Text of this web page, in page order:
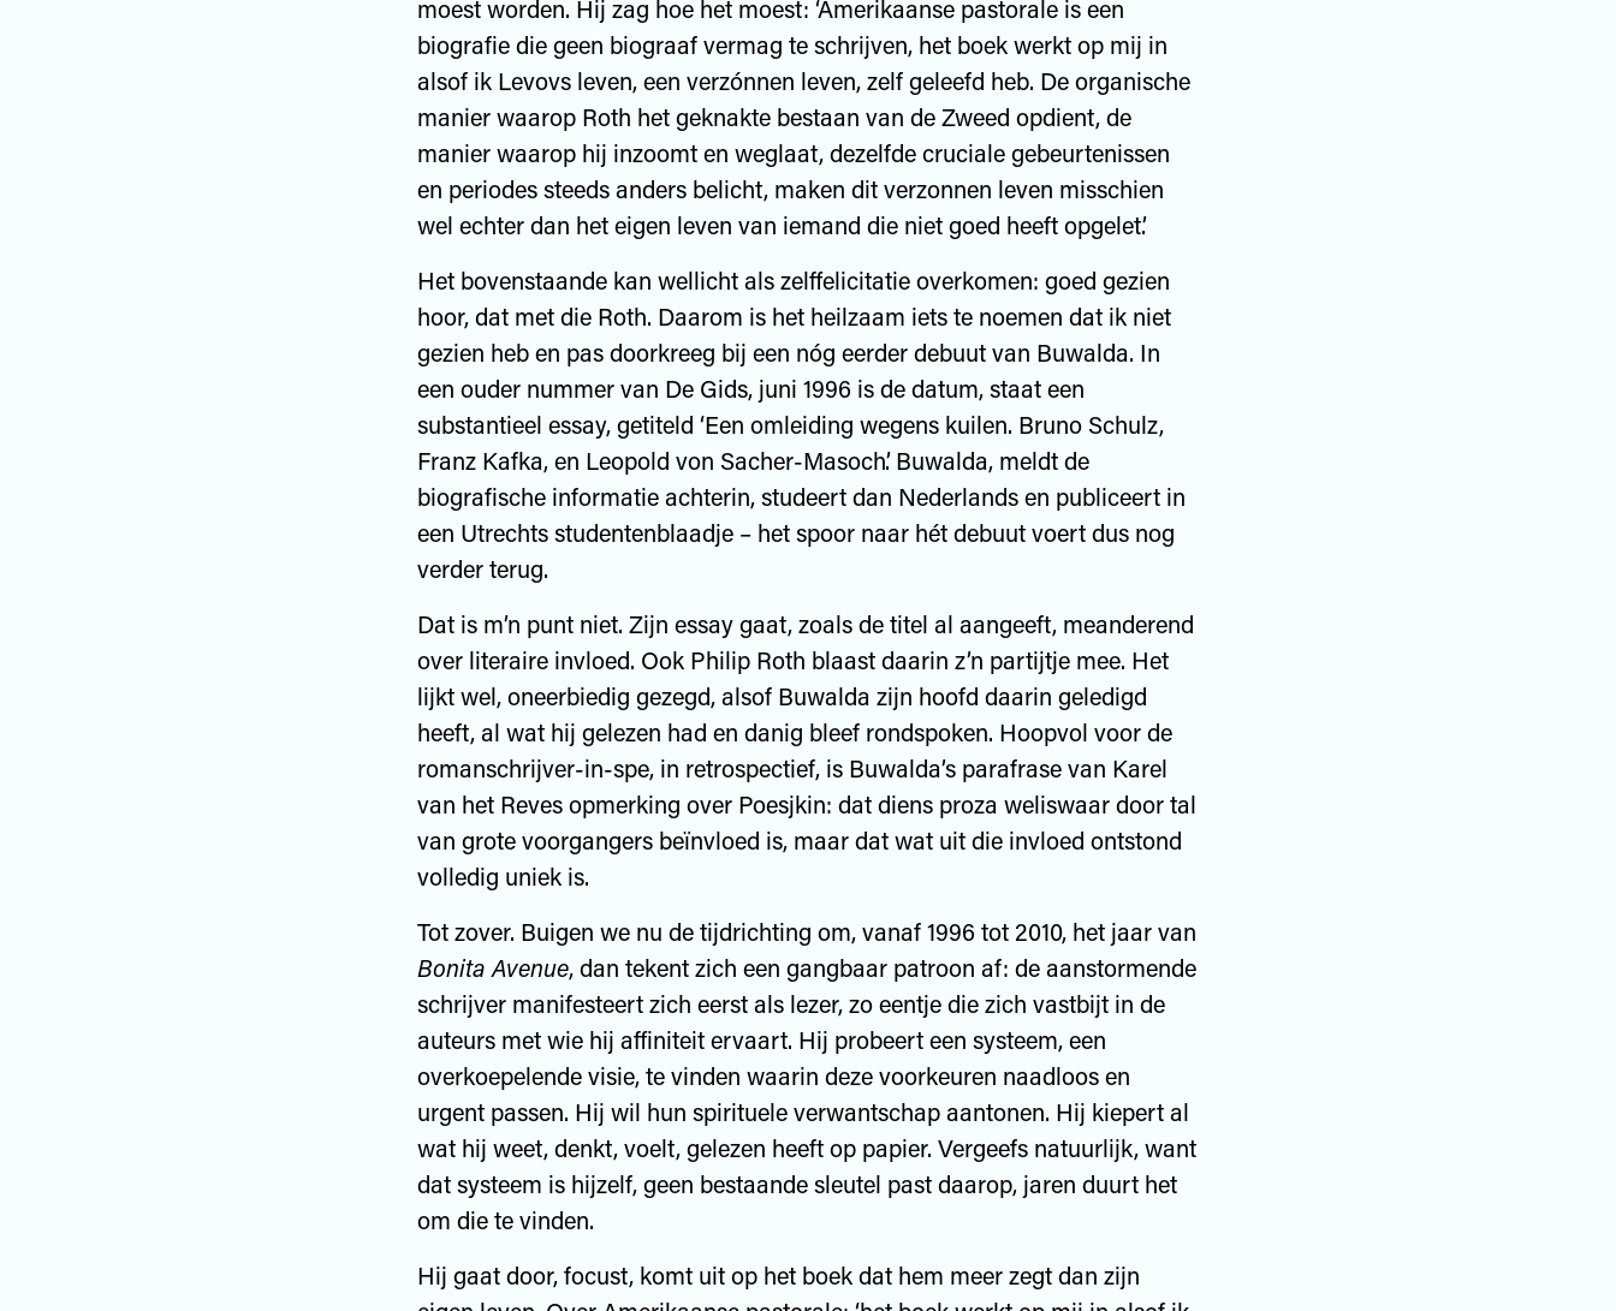
moest worden. Hij zag hoe het moest: ‘Amerikaanse pastorale is een
biografie die geen biograaf vermag te schrijven, het boek werkt op mij in
alsof ik Levovs leven, een verzónnen leven, zelf geleefd heb. De organische
manier waarop Roth het geknakte bestaan van de Zweed opdient, de
manier waarop hij inzoomt en weglaat, dezelfde cruciale gebeurtenissen
en periodes steeds anders belicht, maken dit verzonnen leven misschien
wel echter dan het eigen leven van iemand die niet goed heeft opgelet.’
Het bovenstaande kan wellicht als zelffelicitatie overkomen: goed gezien
hoor, dat met die Roth. Daarom is het heilzaam iets te noemen dat ik niet
gezien heb en pas doorkreeg bij een nóg eerder debuut van Buwalda. In
een ouder nummer van De Gids, juni 1996 is de datum, staat een
substantieel essay, getiteld ‘Een omleiding wegens kuilen. Bruno Schulz,
Franz Kafka, en Leopold von Sacher-Masoch’. Buwalda, meldt de
biografische informatie achterin, studeert dan Nederlands en publiceert in
een Utrechts studentenblaadje – het spoor naar hét debuut voert dus nog
verder terug.
Dat is m’n punt niet. Zijn essay gaat, zoals de titel al aangeeft, meanderend
over literaire invloed. Ook Philip Roth blaast daarin z’n partijtje mee. Het
lijkt wel, oneerbiedig gezegd, alsof Buwalda zijn hoofd daarin geledigd
heeft, al wat hij gelezen had en danig bleef rondspoken. Hoopvol voor de
romanschrijver-in-spe, in retrospectief, is Buwalda’s parafrase van Karel
van het Reves opmerking over Poesjkin: dat diens proza weliswaar door tal
van grote voorgangers beïnvloed is, maar dat wat uit die invloed ontstond
volledig uniek is.
Tot zover. Buigen we nu de tijdrichting om, vanaf 1996 tot 2010, het jaar van
Bonita Avenue, dan tekent zich een gangbaar patroon af: de aanstormende
schrijver manifesteert zich eerst als lezer, zo eentje die zich vastbijt in de
auteurs met wie hij affiniteit ervaart. Hij probeert een systeem, een
overkoepelende visie, te vinden waarin deze voorkeuren naadloos en
urgent passen. Hij wil hun spirituele verwantschap aantonen. Hij kiepert al
wat hij weet, denkt, voelt, gelezen heeft op papier. Vergeefs natuurlijk, want
dat systeem is hijzelf, geen bestaande sleutel past daarop, jaren duurt het
om die te vinden.
Hij gaat door, focust, komt uit op het boek dat hem meer zegt dan zijn